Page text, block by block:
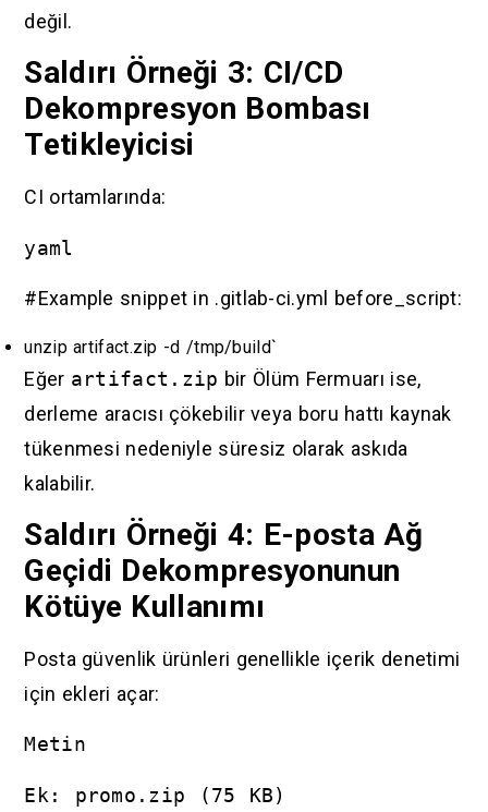
değil.
Saldırı Örneği 3: CI/CD
Dekompresyon Bombası
Tetikleyicisi
CI ortamlarında:
yaml
#Example snippet in .gitlab-ci.yml before_script:
unzip artifact.zip -d /tmp/build`
Eğer artifact.zip bir Ölüm Fermuarı ise,
derleme aracısı çökebilir veya boru hattı kaynak
tükenmesi nedeniyle süresiz olarak askıda
kalabilir.
Saldırı Örneği 4: E-posta Ağ
Geçidi Dekompresyonunun
Kötüye Kullanımı
Posta güvenlik ürünleri genellikle içerik denetimi
için ekleri açar:
Metin
Ek: promo.zip (75 KB)